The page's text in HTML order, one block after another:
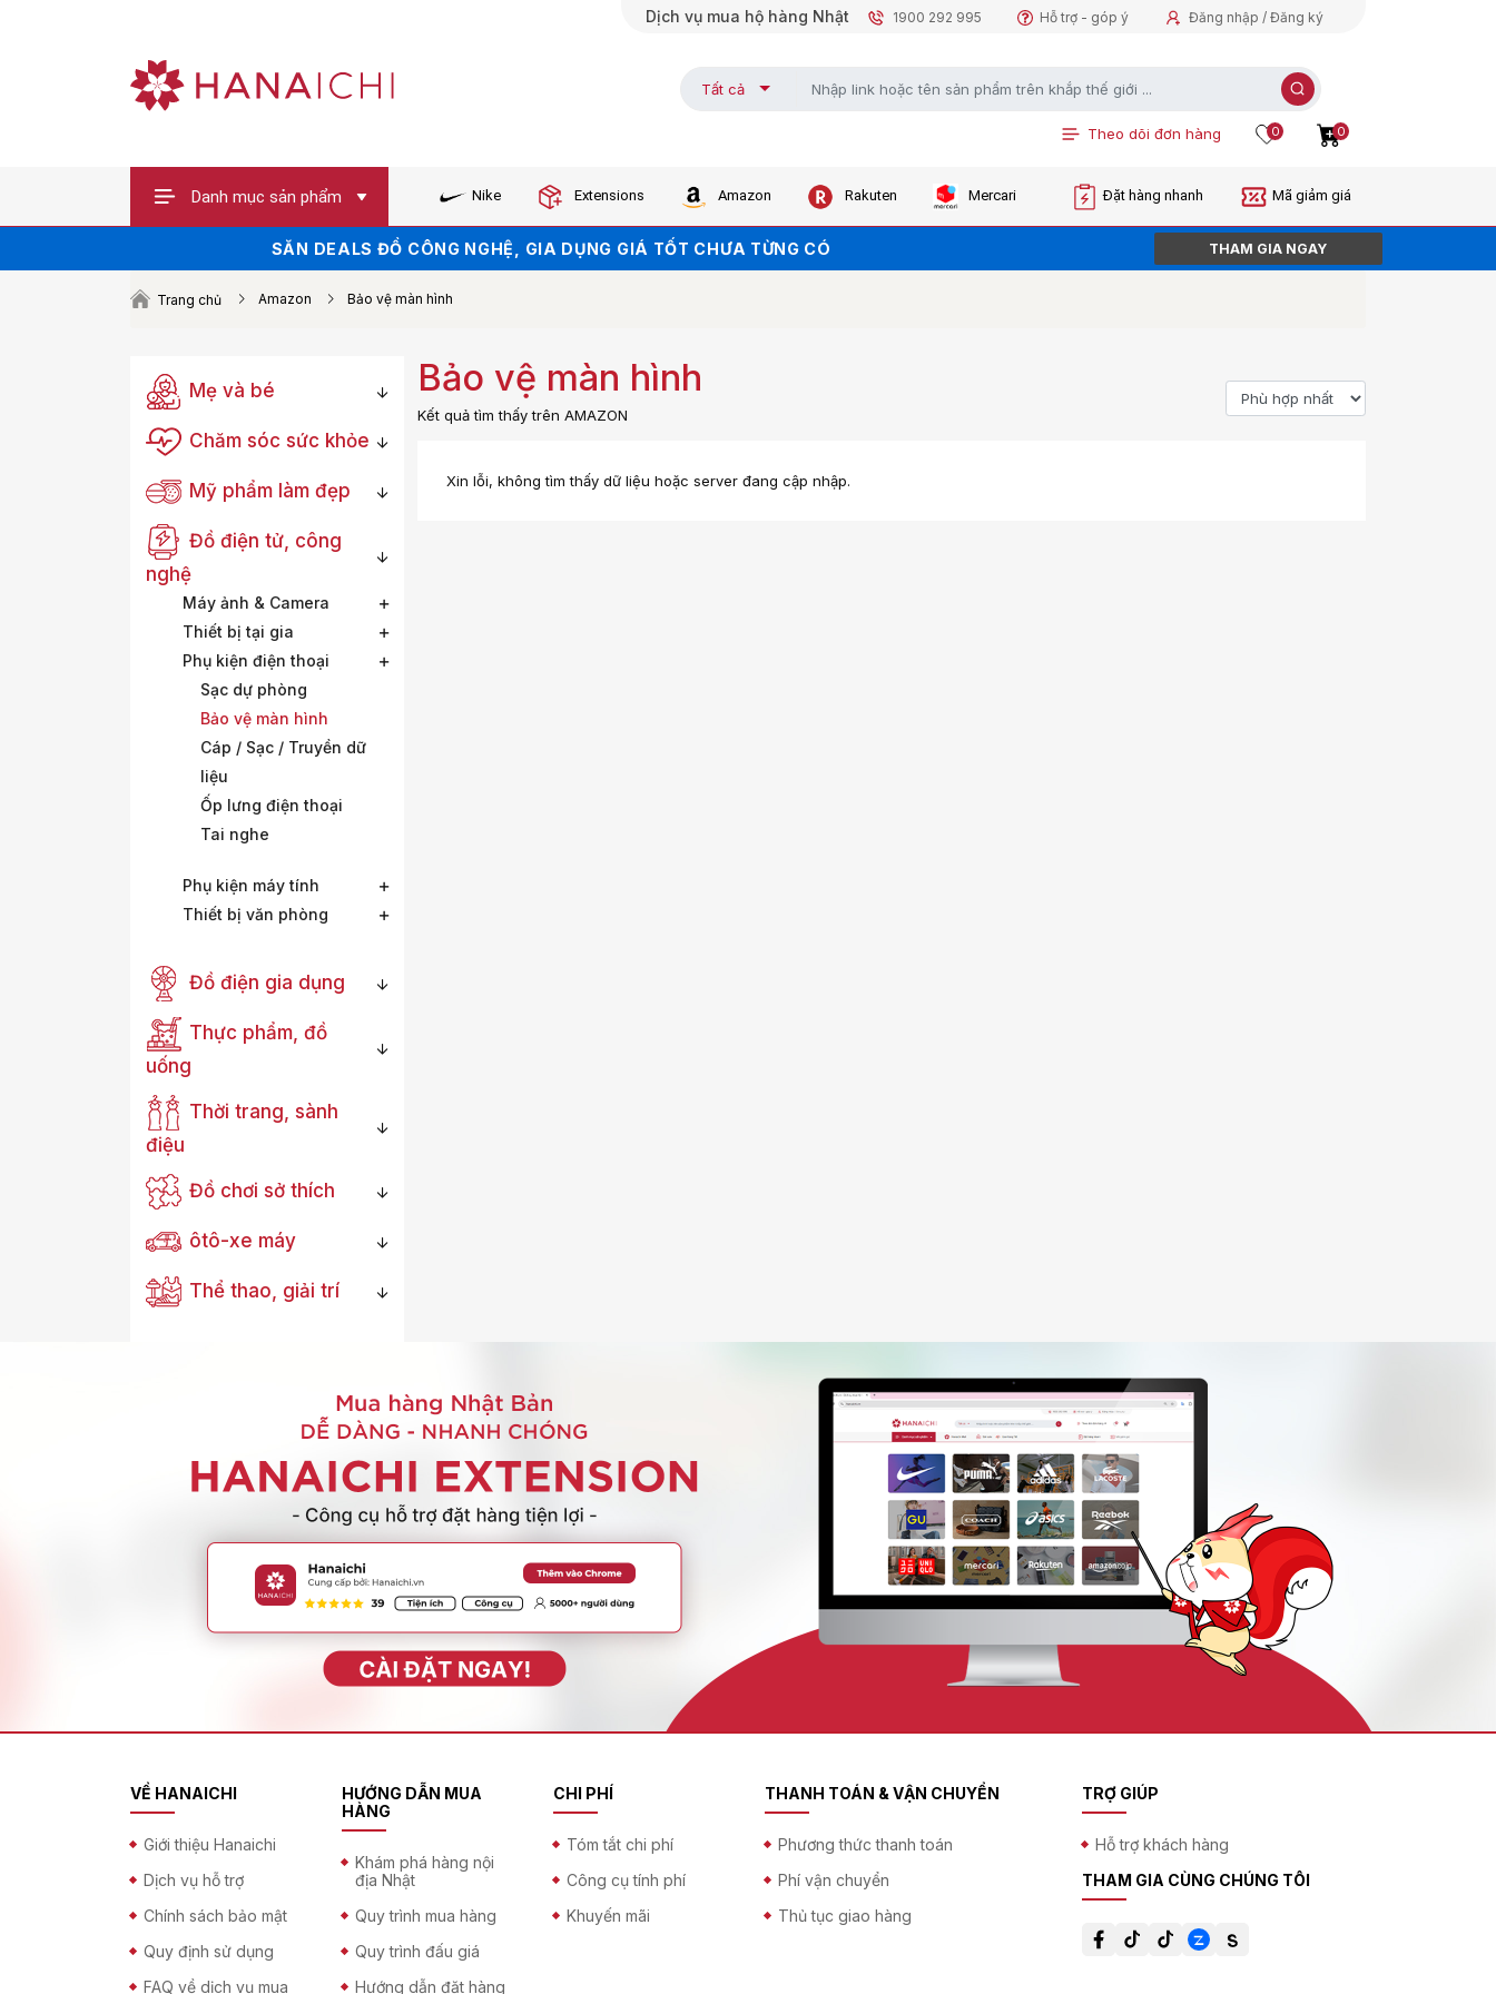
Dịch vụ mua hộ hàng Nhật 1900 292 995 Hỗ trợ - góp ý Đăng nhập / Đăng ký
Tất cả
Theo dõi đơn hàng 0 0
Danh mục sản phẩm Nike Extensions Amazon Rakuten Mercari Đặt hàng nhanh Mã giảm giá
HÀNG HOT XẢ KHO - GIÁ SALE CHẠM ĐÁY
SĂN DEALS ĐỒ CÔNG NGHỆ, GIA DỤNG GIÁ TỐT CHƯA TỪNG CÓ THAM GIA NGAY
SĂN VOUCHER UP TO 100K KHI ORDER TRÊN WEB (NHẤN ĐỂ LẤY MÃ)
Trang chủ Amazon Bảo vệ màn hình
Mẹ và bé
Chăm sóc sức khỏe
Mỹ phẩm làm đẹp
Đồ điện tử, công
nghệ
Máy ảnh & Camera
Thiết bị tại gia
Phụ kiện điện thoại
Sạc dự phòng
Bảo vệ màn hình
Cáp / Sạc / Truyền dữ
liệu
Ốp lưng điện thoại
Tai nghe
Phụ kiện máy tính
Thiết bị văn phòng
Đồ điện gia dụng
Thực phẩm, đồ
uống
Thời trang, sành
điệu
Đồ chơi sở thích
ôtô-xe máy
Thể thao, giải trí
Bảo vệ màn hình
Kết quả tìm thấy trên AMAZON
Xin lỗi, không tìm thấy dữ liệu hoặc server đang cập nhập.
VỀ HANAICHI
Giới thiệu Hanaichi
Dịch vụ hỗ trợ
Chính sách bảo mật
Quy định sử dụng
FAQ về dịch vụ mua
HƯỚNG DẪN MUA
HÀNG
Khám phá hàng nội
địa Nhật
Quy trình mua hàng
Quy trình đấu giá
Hướng dẫn đặt hàng
CHI PHÍ
Tóm tắt chi phí
Công cụ tính phí
Khuyến mãi
THANH TOÁN & VẬN CHUYỂN
Phương thức thanh toán
Phí vận chuyển
Thủ tục giao hàng
TRỢ GIÚP
Hỗ trợ khách hàng
THAM GIA CÙNG CHÚNG TÔI